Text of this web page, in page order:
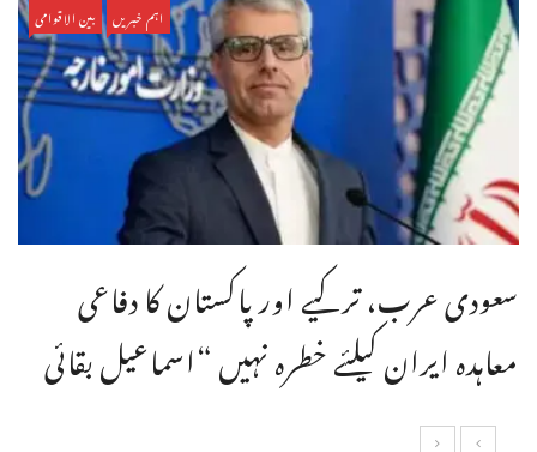
اہم خبریں بین الاقوامی
سعودی عرب، ترکیے اور پاکستان کا دفاعی
معاہدہ ایران کیلئے خطرہ نہیں “اسماعیل بقائی